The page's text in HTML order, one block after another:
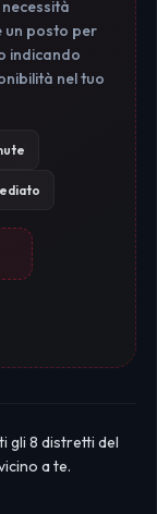
un posto per
indicando
nel tuo
gli 8 distretti del
a te.